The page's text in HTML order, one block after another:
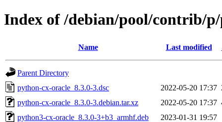
Index of /debian/pool/contrib/
Name Last modified
Parent Directory
python-cx-oracle_8.3.0-3.dsc
2022-05-20 17:37
python-cx-oracle_8.3.0-3.debian.tar.xz
2022-05-20 17:37
python3-cx-oracle_8.3.0-3+b3_armhf.deb
2023-01-31 19:57